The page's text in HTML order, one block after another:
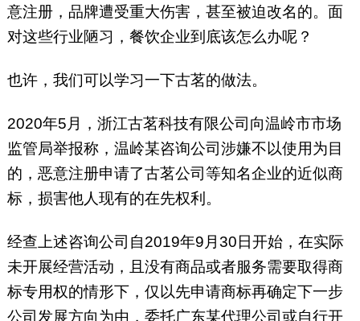
意注册，品牌遭受重大伤害，甚至被迫改名的。面
对这些行业陋习，餐饮企业到底该怎么办呢？
也许，我们可以学习一下古茗的做法。
2020年5月，浙江古茗科技有限公司向温岭市市场
监管局举报称，温岭某咨询公司涉嫌不以使用为目
的，恶意注册申请了古茗公司等知名企业的近似商
标，损害他人现有的在先权利。
经查上述咨询公司自2019年9月30日开始，在实际
未开展经营活动，且没有商品或者服务需要取得商
标专用权的情形下，仅以先申请商标再确定下一步
公司发展方向为由，委托广东某代理公司或自行开